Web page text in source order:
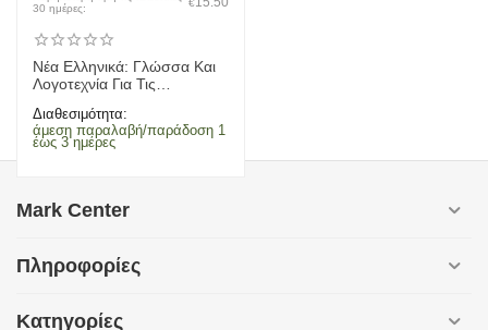
30 ημέρες:
€
Νέα Ελληνικά: Γλώσσα Και
Λογοτεχνία Για Τις
Τεύχος (Μπουκόρου Μαρία)
2021
Διαθεσιμότητα:
άμεση παραλαβή/παράδοση 1
έως 3 ημέρες
Mark Center
Πληροφορίες
Κατηγορίες